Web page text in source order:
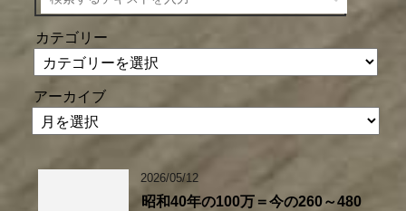
カテゴリー
アーカイブ
2026/05/12
昭和40年の100万＝今の260～480